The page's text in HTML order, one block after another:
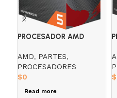
PROCESADOR AMD
RADEON 7
AMD, PARTES,
PROCESADORES
$0
Read more
$